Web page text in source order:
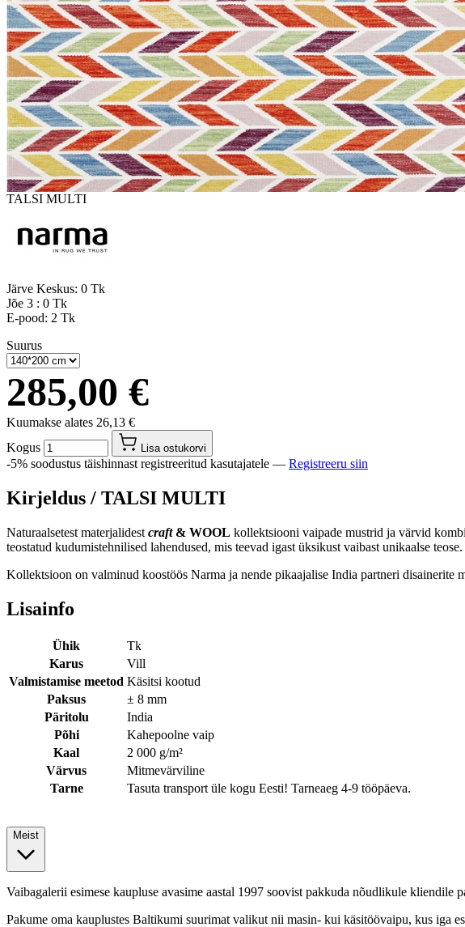
TALSI MULTI
Järve Keskus: 0 Tk
Jõe 3 : 0 Tk
E-pood: 2 Tk
Suurus
285,00 €
Kuumakse alates 26,13 €
Kogus
Lisa ostukorvi
-5% soodustus täishinnast registreeritud kasutajatele — Registreeru siin
Kirjeldus / TALSI MULTI
Naturaalsetest materjalidest craft& WOOL kollektsiooni vaipade mustrid ja värvid
teostatud kudumistehnilised lahendused, mis teevad igast üksikust vaibast unikaalse teose.
Kollektsioon on valminud koostöös Narma ja nende pikaajalise India partneri disainerite
Lisainfo
Ühik
Tk
Karus
Vill
Valmistamise meetod Käsitsi kootud
Paksus
± 8 mm
Päritolu
India
Põhi
Kahepoolne vaip
Kaal
2 000 g/m²
Värvus
Mitmevärviline
Tarne
Tasuta transport üle kogu Eesti! Tarneaeg 4-9 tööpäeva.
Meist
Vaibagalerii esimese kaupluse avasime aastal 1997 soovist pakkuda nõudlikule
Pakume oma kauplustes Baltikumi suurimat valikut nii masin- kui käsitöövaipu, kus iga